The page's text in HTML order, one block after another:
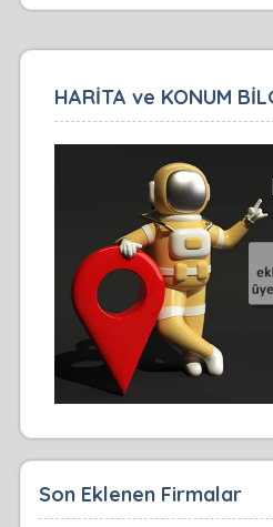
HARİTA ve KONUM
Son Eklenen Firmalar